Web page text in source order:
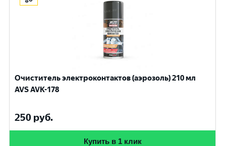
Очиститель электроконтактов (аэрозоль) 210 мл
AVS AVK-178
250 руб.
Купить в 1 клик